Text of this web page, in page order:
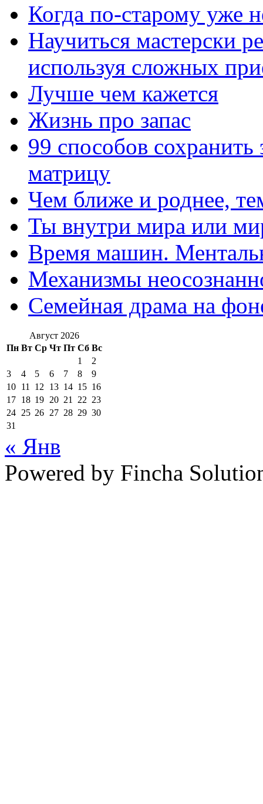
Когда по-старому уже
Научиться мастерски
используя сложных
Лучше чем кажется
Жизнь про запас
99 способов
матрицу
Чем ближе и роднее,
Ты внутри мира или
Время машин.
Механизмы
Семейная драма на
Август 2026
Пн Вт Ср Чт Пт Сб Вс
1
2
3
4 5 6 7 8
9
10 11 12 13 14 15 16
17 18 19 20 21 22 23
24 25 26 27 28 29 30
31
« Янв
Powered by Fincha